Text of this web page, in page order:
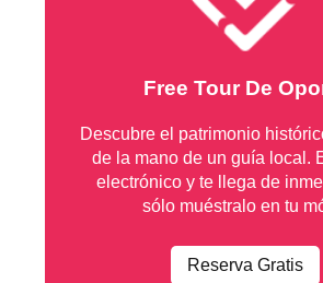
Free Tour De
Descubre el patrimonio
de la mano de un guía local.
electrónico y te llega de
sólo muéstralo en tu
Reserva Gratis